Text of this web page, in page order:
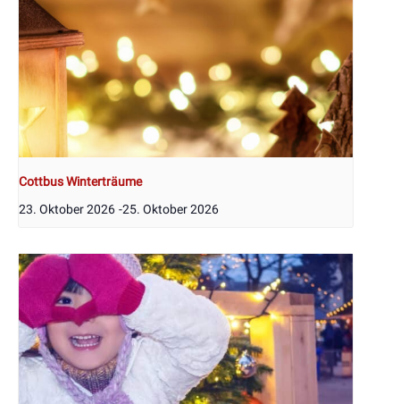
Cottbus Winterträume
23. Oktober 2026 -25. Oktober 2026